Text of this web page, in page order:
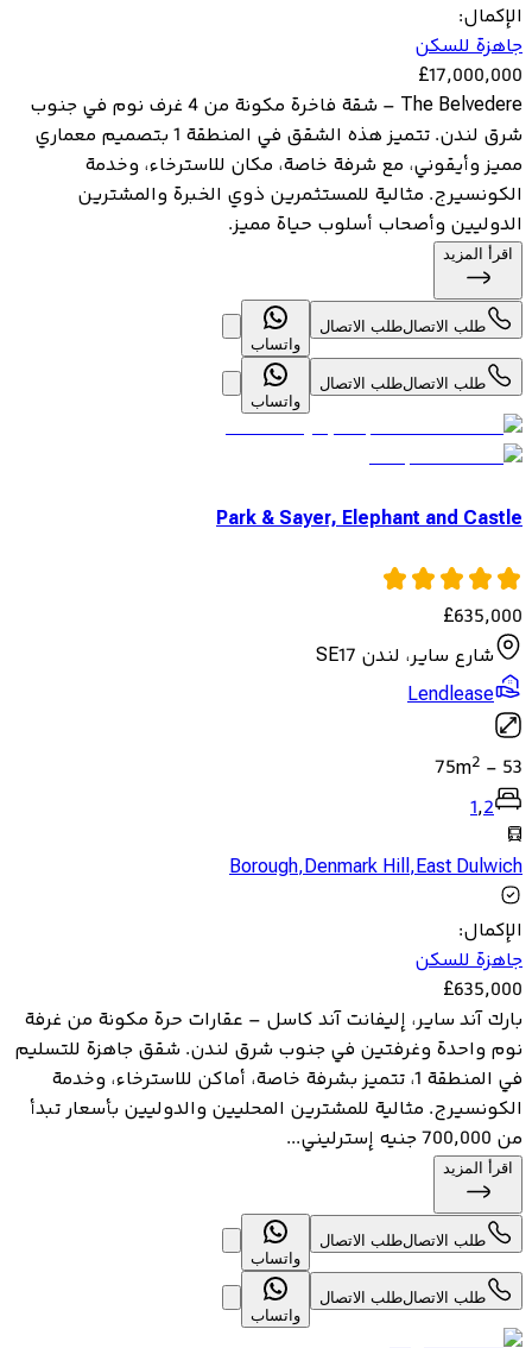
الإكمال:
جاهزة للسكن
£17,000,000
The Belvedere – شقة فاخرة مكونة من 4 غرف نوم في جنوب
شرق لندن. تتميز هذه الشقق في المنطقة 1 بتصميم معماري
مميز وأيقوني، مع شرفة خاصة، مكان للاسترخاء، وخدمة
الكونسيرج. مثالية للمستثمرين ذوي الخبرة والمشترين
الدوليين وأصحاب أسلوب حياة مميز.
اقرأ المزيد
طلب الاتصالطلب الاتصال
واتساب
طلب الاتصالطلب الاتصال
واتساب
Park & Sayer, Elephant and Castle
£635,000
شارع ساير، لندن SE17
Lendlease
53
-
75m2
1,2
Borough,Denmark Hill,East Dulwich
الإكمال:
جاهزة للسكن
£635,000
بارك آند ساير، إليفانت آند كاسل – عقارات حرة مكونة من غرفة
نوم واحدة وغرفتين في جنوب شرق لندن. شقق جاهزة للتسليم
في المنطقة 1، تتميز بشرفة خاصة، أماكن للاسترخاء، وخدمة
الكونسيرج. مثالية للمشترين المحليين والدوليين بأسعار تبدأ
من 700,000 جنيه إسترليني...
اقرأ المزيد
طلب الاتصالطلب الاتصال
واتساب
طلب الاتصالطلب الاتصال
واتساب